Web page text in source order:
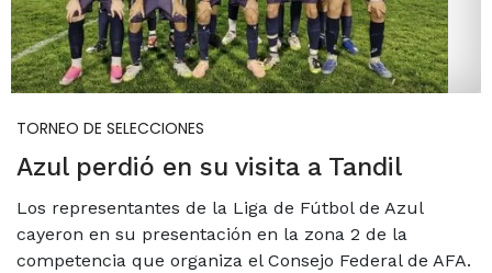
TORNEO DE SELECCIONES
Azul perdió en su visita a Tandil
Los representantes de la Liga de Fútbol de Azul
cayeron en su presentación en la zona 2 de la
competencia que organiza el Consejo Federal de AFA.